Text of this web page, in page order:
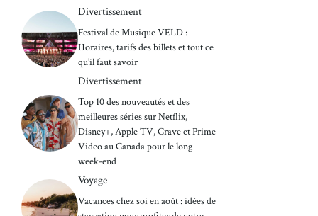
Divertissement
Festival de Musique VELD :
Horaires, tarifs des billets et tout ce
qu’il faut savoir
Divertissement
Top 10 des nouveautés et des
meilleures séries sur Netflix,
Disney+, Apple TV, Crave et Prime
Video au Canada pour le long
week-end
Voyage
Vacances chez soi en août : idées de